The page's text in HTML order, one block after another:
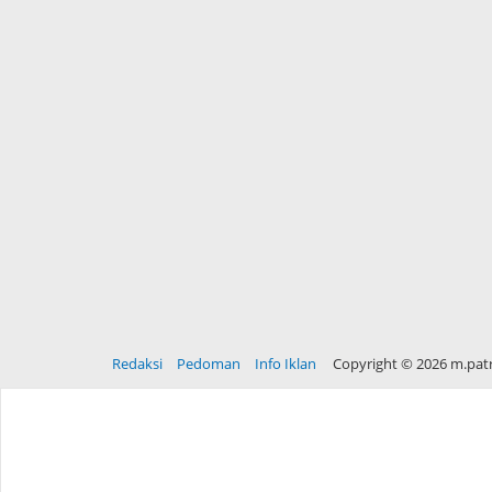
Redaksi Pedoman Info Iklan Copyright ©2026